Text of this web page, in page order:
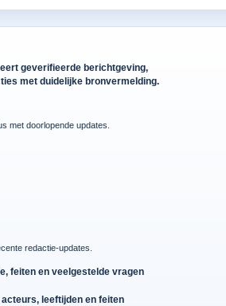
geverifieerde berichtgeving,
met duidelijke bronvermelding.
met doorlopende updates.
redactie-updates.
feiten en veelgestelde vragen
leeftijden en feiten